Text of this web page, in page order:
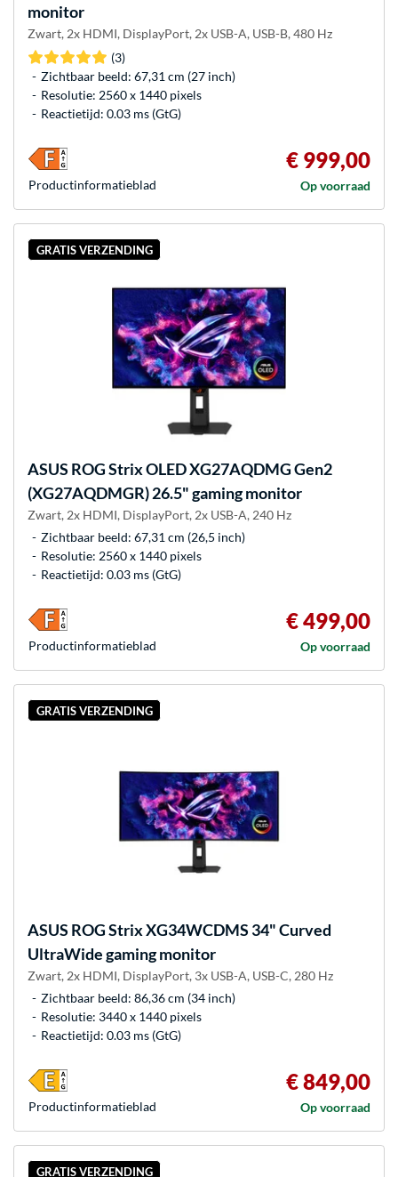
monitor
Zwart, 2x HDMI, DisplayPort, 2x USB-A, USB-B, 480 Hz
(3)
Zichtbaar beeld: 67,31 cm (27 inch)
Resolutie: 2560 x 1440 pixels
Reactietijd: 0.03 ms (GtG)
€ 999,00
Op voorraad
Product­informatieblad
GRATIS VERZENDING
ASUS ROG Strix OLED XG27AQDMG Gen2
(XG27AQDMGR) 26.5" gaming monitor
Zwart, 2x HDMI, DisplayPort, 2x USB-A, 240 Hz
Zichtbaar beeld: 67,31 cm (26,5 inch)
Resolutie: 2560 x 1440 pixels
Reactietijd: 0.03 ms (GtG)
€ 499,00
Op voorraad
Product­informatieblad
GRATIS VERZENDING
ASUS ROG Strix XG34WCDMS 34" Curved
UltraWide gaming monitor
Zwart, 2x HDMI, DisplayPort, 3x USB-A, USB-C, 280 Hz
Zichtbaar beeld: 86,36 cm (34 inch)
Resolutie: 3440 x 1440 pixels
Reactietijd: 0.03 ms (GtG)
€ 849,00
Op voorraad
Product­informatieblad
GRATIS VERZENDING